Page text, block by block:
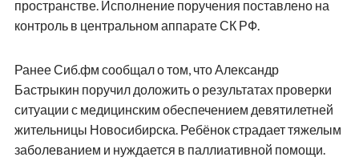
пространстве. Исполнение поручения поставлено на
контроль в центральном аппарате СК РФ.
Ранее Сиб.фм сообщал о том, что Александр
Бастрыкин поручил доложить о результатах проверки
ситуации с медицинским обеспечением девятилетней
жительницы Новосибирска. Ребёнок страдает тяжелым
заболеванием и нуждается в паллиативной помощи.